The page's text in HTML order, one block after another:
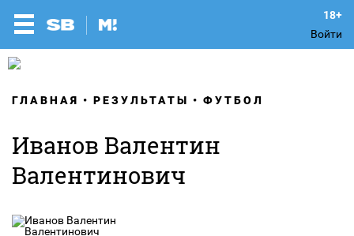
Войти
ГЛАВНАЯ РЕЗУЛЬТАТЫ ФУТБОЛ
Иванов Валентин
Валентинович